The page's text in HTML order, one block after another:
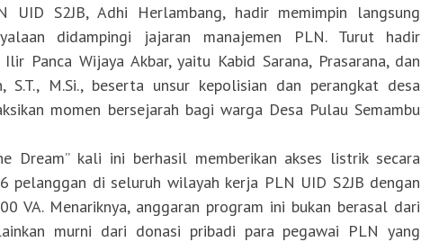
UID S2JB, Adhi Herlambang, hadir memimpin langsung
didampingi jajaran manajemen PLN. Turut hadir
Panca Wijaya Akbar, yaitu Kabid Sarana, Prasarana, dan
S.T., M.Si., beserta unsur kepolisian dan perangkat desa
momen bersejarah bagi warga Desa Pulau Semambu
Dream” kali ini berhasil memberikan akses listrik secara
pelanggan di seluruh wilayah kerja PLN UID S2JB dengan
VA. Menariknya, anggaran program ini bukan berasal dari
murni dari donasi pribadi para pegawai PLN yang